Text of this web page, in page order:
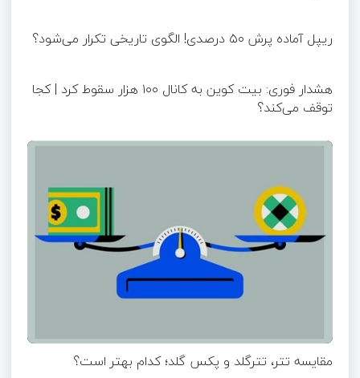
ریپل آماده پرش ۵۰ درصدی! الگوی تاریخی تکرار می‌شود؟
هشدار فوری: بیت کوین به کانال ۱۰۰ هزار سقوط کرد | کجا
توقف می‌کند؟
مقایسه تتر، تترگلد و پکس گلد؛ کدام بهتر است؟